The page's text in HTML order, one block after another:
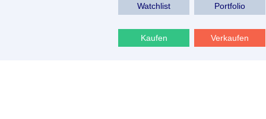
Watchlist Portfolio
Kaufen Verkaufen